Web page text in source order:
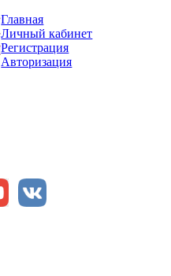
Главная
Личный кабинет
Регистрация
Авторизация